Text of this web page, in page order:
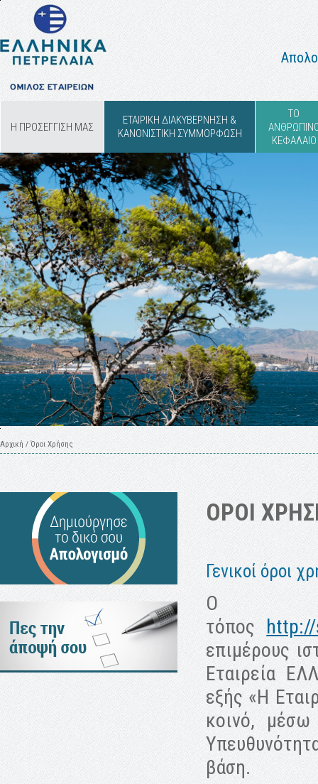
Η ΠΡΟΣΕΓΓΙΣΗ ΜΑΣ
ΕΤΑΙΡΙΚΗ ΔΙΑΚΥΒΕΡΝΗΣΗ &
ΚΑΝΟΝΙΣΤΙΚΗ ΣΥΜΜΟΡΦΩΣΗ
ΤΟ
ΚΕΦΑΛΑΙΟ
Αρχική / Όροι Χρήσης
ΟΡΟΙ
Γενικοί όροι
Ο
τόπος
επιμέρους
Εταιρεία
εξής «Η
κοινό, μέσω
βάση.